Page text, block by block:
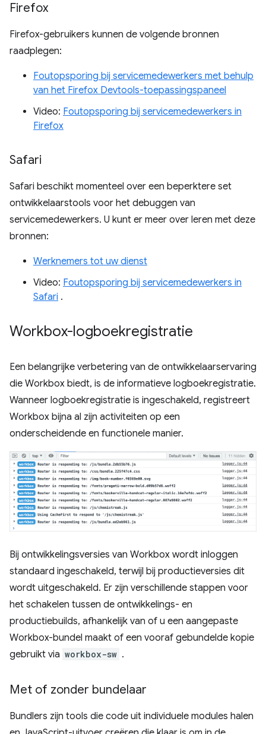
Firefox
Firefox-gebruikers kunnen de volgende bronnen
raadplegen:
Foutopsporing bij servicemedewerkers met behulp
van het Firefox Devtools-toepassingspaneel
Video: Foutopsporing bij servicemedewerkers in
Firefox
Safari
Safari beschikt momenteel over een beperktere set
ontwikkelaarstools voor het debuggen van
servicemedewerkers. U kunt er meer over leren met deze
bronnen:
Werknemers tot uw dienst
Video: Foutopsporing bij servicemedewerkers in
Safari .
Workbox-logboekregistratie
Een belangrijke verbetering van de ontwikkelaarservaring
die Workbox biedt, is de informatieve logboekregistratie.
Wanneer logboekregistratie is ingeschakeld, registreert
Workbox bijna al zijn activiteiten op een
onderscheidende en functionele manier.
Bij ontwikkelingsversies van Workbox wordt inloggen
standaard ingeschakeld, terwijl bij productieversies dit
wordt uitgeschakeld. Er zijn verschillende stappen voor
het schakelen tussen de ontwikkelings- en
productiebuilds, afhankelijk van of u een aangepaste
Workbox-bundel maakt of een vooraf gebundelde kopie
gebruikt via workbox-sw .
Met of zonder bundelaar
Bundlers zijn tools die code uit individuele modules halen